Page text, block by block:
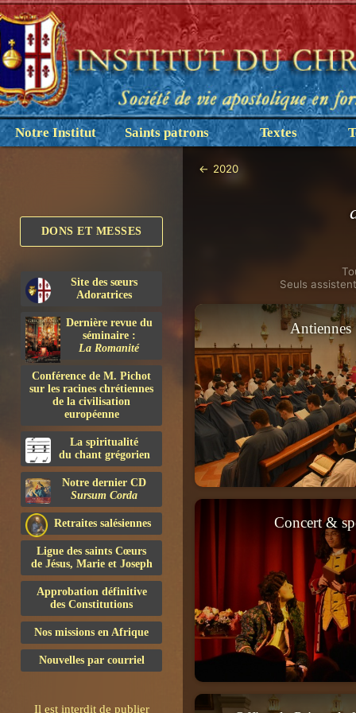
Notre Institut Saints patrons Textes
DONS ET MESSES
Site des sœurs
Adoratrices
Dernière revue du
séminaire :
La Romanité
Conférence de M. Pichot
sur les racines chrétiennes
de la civilisation
européenne
La spiritualité
du chant grégorien
Notre dernier CD
Sursum Corda
Retraites salésiennes
Ligue des saints Cœurs
de Jésus, Marie et Joseph
Approbation définitive
des Constitutions
Nos missions en Afrique
Nouvelles par courriel
Il est interdit de publier
← 2020
Seuls
Antiennes
Concert &